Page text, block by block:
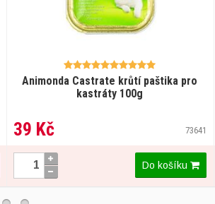
Animonda Castrate krůtí paštika pro
kastráty 100g
39 Kč 73641
Do košíku